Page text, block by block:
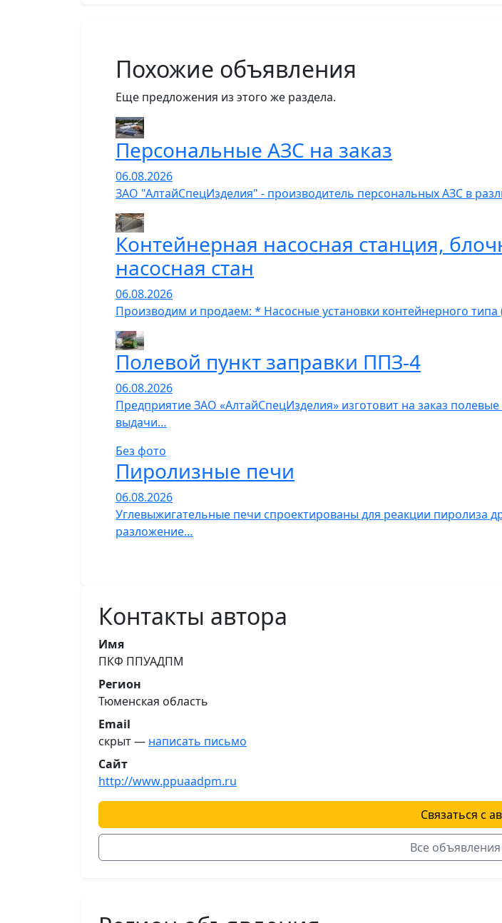
Похожие объявления
Еще предложения из этого же раздела.
Персональные АЗС на заказ
06.08.2026
ЗАО "АлтайСпецИзделия" - производитель персональных АЗС в
Контейнерная насосная станция,
насосная стан
06.08.2026
Производим и продаем: * Насосные установки контейнерного
Полевой пункт заправки ППЗ-4
06.08.2026
Предприятие ЗАО «АлтайСпецИзделия» изготовит на заказ
выдачи…
Без фото
Пиролизные печи
06.08.2026
Углевыжигательные печи спроектированы для реакции пиролиза
разложение…
Контакты автора
Имя
ПКФ ППУАДПМ
Регион
Тюменская область
Email
скрыт — написать письмо
Сайт
http://www.ppuaadpm.ru
Связаться с
Все